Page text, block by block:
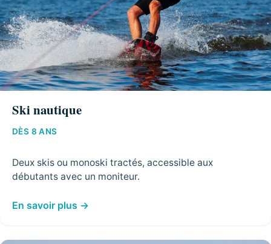
Ski nautique
DÈS 8 ANS
Deux skis ou monoski tractés, accessible aux
débutants avec un moniteur.
En savoir plus